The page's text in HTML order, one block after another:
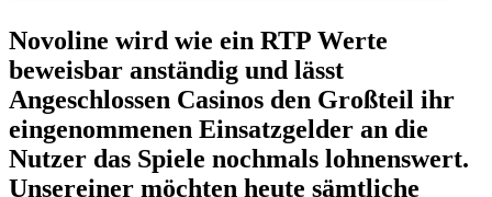
Novoline wird wie ein RTP Werte
beweisbar anständig und lässt
Angeschlossen Casinos den Großteil ihr
eingenommenen Einsatzgelder an die
Nutzer das Spiele nochmals lohnenswert.
Unsereiner möchten heute sämtliche